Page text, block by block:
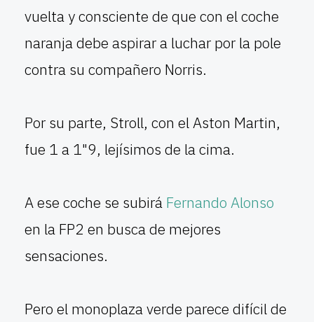
vuelta y consciente de que con el coche
naranja debe aspirar a luchar por la pole
contra su compañero Norris.
Por su parte, Stroll, con el Aston Martin,
fue 1 a 1"9, lejísimos de la cima.
A ese coche se subirá Fernando Alonso
en la FP2 en busca de mejores
sensaciones.
Pero el monoplaza verde parece difícil de